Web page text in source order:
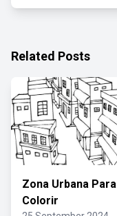
Related Posts
Zona Urbana Para
Colorir